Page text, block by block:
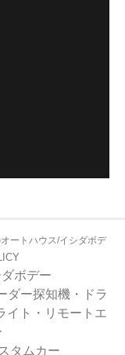
ートハウス/イシダボデ
ボデー
ダー探知機・ドラ
イト・リモートエ
タムカー